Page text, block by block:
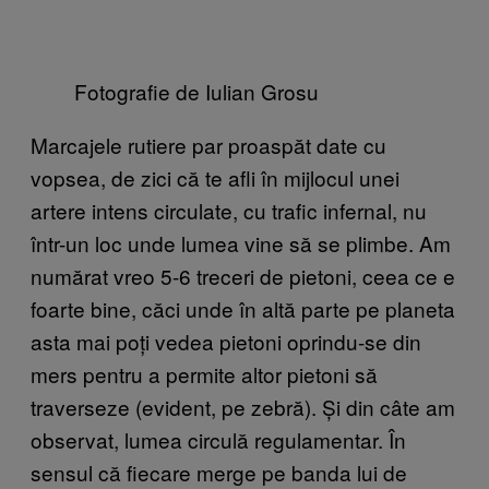
Fotografie de Iulian Grosu
Marcajele rutiere par proaspăt date cu
vopsea, de zici că te afli în mijlocul unei
artere intens circulate, cu trafic infernal, nu
într-un loc unde lumea vine să se plimbe. Am
numărat vreo 5-6 treceri de pietoni, ceea ce e
foarte bine, căci unde în altă parte pe planeta
asta mai poți vedea pietoni oprindu-se din
mers pentru a permite altor pietoni să
traverseze (evident, pe zebră). Și din câte am
observat, lumea circulă regulamentar. În
sensul că fiecare merge pe banda lui de